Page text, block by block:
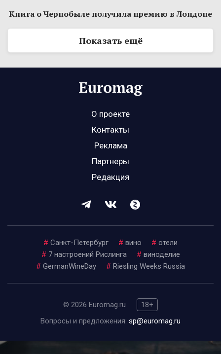
Книга о Чернобыле получила премию в Лондоне
Показать ещё
О проекте
Контакты
Реклама
Партнеры
Редакция
# Санкт-Петербург # вино # отели
# 7 настроений Рислинга # виноделие
# GermanWineDay # Riesling Weeks Russia
© 2026 Euromag.ru
18+
Вопросы и предложения: sp@euromag.ru